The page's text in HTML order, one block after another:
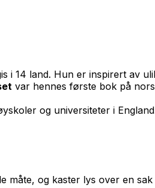
i 14 land. Hun er inspirert av
var hennes første bok på
og universiteter i
måte, og kaster lys over en